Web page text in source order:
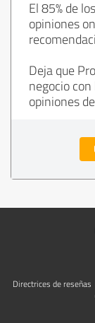
El 85% de
opiniones
Deja que
negocio
opiniones
Directrices de reseñas